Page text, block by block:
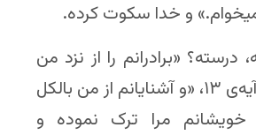
و خدا سکوت کرده.
«برادرانم را از نزد من
دور کرده است» آیه‌ی ۱۳، «و آشنایانم از من بالکل
خویشانم مرا ترک نموده و